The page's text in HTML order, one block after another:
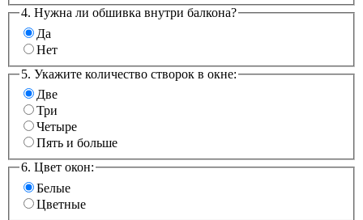
4. Нужна ли обшивка внутри балкона?
Да
Нет
5. Укажите количество створок в окне:
Две
Три
Четыре
Пять и больше
6. Цвет окон:
Белые
Цветные